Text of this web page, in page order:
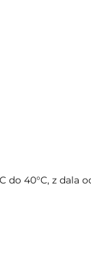
40°C, z dala